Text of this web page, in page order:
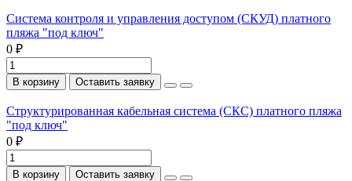
Система контроля и управления доступом (СКУД) платного
пляжа "под ключ"
0 ₽
В корзину Оставить заявку
Структурированная кабельная система (СКС) платного пляжа
"под ключ"
0 ₽
В корзину Оставить заявку